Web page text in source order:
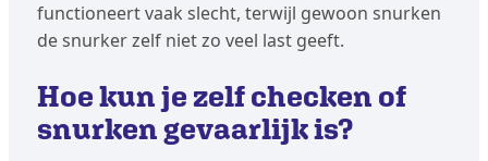
functioneert vaak slecht, terwijl gewoon snurken
de snurker zelf niet zo veel last geeft.
Hoe kun je zelf checken of
snurken gevaarlijk is?